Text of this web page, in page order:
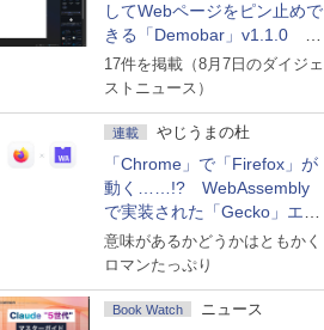
してWebページをピン止めで
きる「Demobar」v1.1.0 ほ
か
17件を掲載（8月7日のダイジェ
ストニュース）
連載 やじうまの杜
「Chrome」で「Firefox」が
動く……!? WebAssembly
で実装された「Gecko」エン
ジン
意味があるかどうかはともかく
ロマンたっぷり
Book Watch ニュース